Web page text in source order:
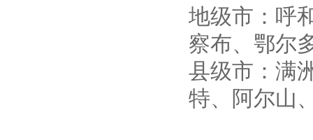
地级市：呼
察布、鄂尔
县级市：满
特、阿尔山